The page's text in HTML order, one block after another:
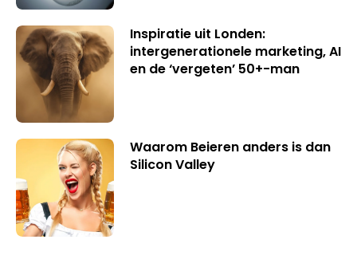
Inspiratie uit Londen:
intergenerationele marketing, AI
en de ‘vergeten’ 50+-man
Waarom Beieren anders is dan
Silicon Valley